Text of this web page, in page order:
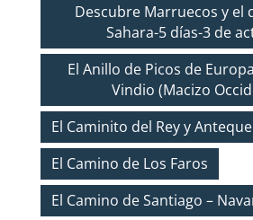
Descubre Marruecos y el
Sahara-5 días-3 de
El Anillo de Picos de
Vindio (Macizo
El Caminito del Rey y
El Camino de Los Faros
El Camino de Santiago –